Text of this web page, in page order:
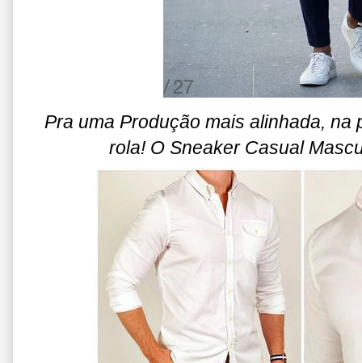
Pra uma Produção mais alinhada, na
rola! O Sneaker Casual